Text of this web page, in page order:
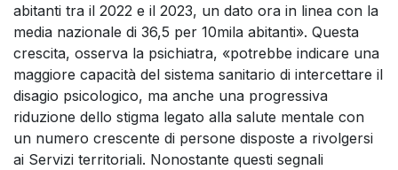
abitanti tra il 2022 e il 2023, un dato ora in linea con la
media nazionale di 36,5 per 10mila abitanti». Questa
crescita, osserva la psichiatra, «potrebbe indicare una
maggiore capacità del sistema sanitario di intercettare il
disagio psicologico, ma anche una progressiva
riduzione dello stigma legato alla salute mentale con
un numero crescente di persone disposte a rivolgersi
ai Servizi territoriali. Nonostante questi segnali